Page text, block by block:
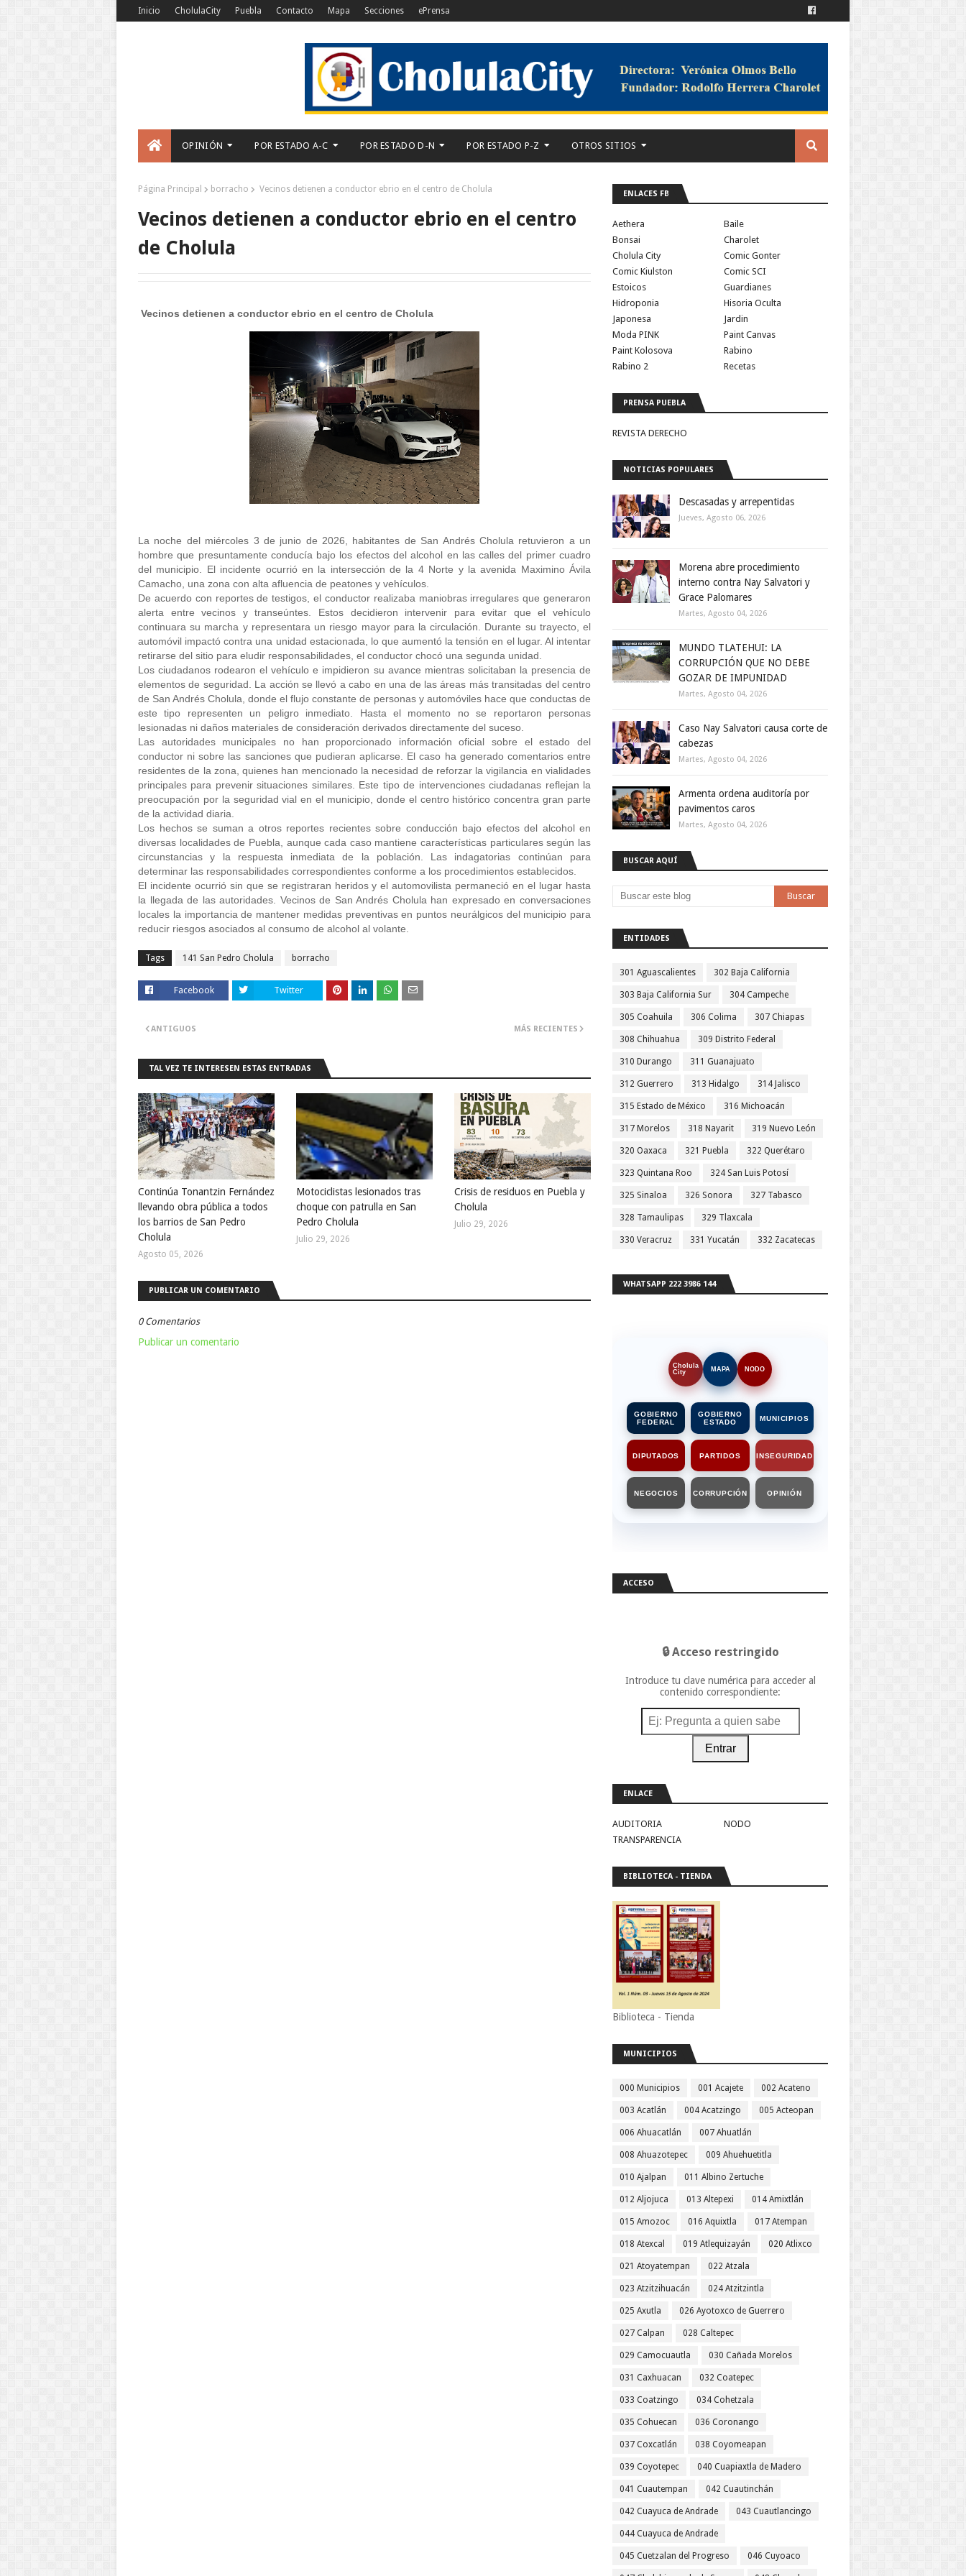
Inicio CholulaCity Puebla Contacto Mapa Secciones ePrensa
OPINIÓN POR ESTADO A-C POR ESTADO D-N POR ESTADO P-Z OTROS SITIOS
Página Principal borracho Vecinos detienen a conductor ebrio en el centro de Cholula
Vecinos detienen a conductor ebrio en el centro
de Cholula
Vecinos detienen a conductor ebrio en el centro de Cholula
La noche del miércoles 3 de junio de 2026, habitantes de San Andrés Cholula retuvieron a un
hombre que presuntamente conducía bajo los efectos del alcohol en las calles del primer cuadro
del municipio. El incidente ocurrió en la intersección de la 4 Norte y la avenida Maximino Ávila
Camacho, una zona con alta afluencia de peatones y vehículos.
De acuerdo con reportes de testigos, el conductor realizaba maniobras irregulares que generaron
alerta entre vecinos y transeúntes. Estos decidieron intervenir para evitar que el vehículo
continuara su marcha y representara un riesgo mayor para la circulación. Durante su trayecto, el
automóvil impactó contra una unidad estacionada, lo que aumentó la tensión en el lugar. Al intentar
retirarse del sitio para eludir responsabilidades, el conductor chocó una segunda unidad.
Los ciudadanos rodearon el vehículo e impidieron su avance mientras solicitaban la presencia de
elementos de seguridad. La acción se llevó a cabo en una de las áreas más transitadas del centro
de San Andrés Cholula, donde el flujo constante de personas y automóviles hace que conductas de
este tipo representen un peligro inmediato. Hasta el momento no se reportaron personas
lesionadas ni daños materiales de consideración derivados directamente del suceso.
Las autoridades municipales no han proporcionado información oficial sobre el estado del
conductor ni sobre las sanciones que pudieran aplicarse. El caso ha generado comentarios entre
residentes de la zona, quienes han mencionado la necesidad de reforzar la vigilancia en vialidades
principales para prevenir situaciones similares. Este tipo de intervenciones ciudadanas reflejan la
preocupación por la seguridad vial en el municipio, donde el centro histórico concentra gran parte
de la actividad diaria.
Los hechos se suman a otros reportes recientes sobre conducción bajo efectos del alcohol en
diversas localidades de Puebla, aunque cada caso mantiene características particulares según las
circunstancias y la respuesta inmediata de la población. Las indagatorias continúan para
determinar las responsabilidades correspondientes conforme a los procedimientos establecidos.
El incidente ocurrió sin que se registraran heridos y el automovilista permaneció en el lugar hasta
la llegada de las autoridades. Vecinos de San Andrés Cholula han expresado en conversaciones
locales la importancia de mantener medidas preventivas en puntos neurálgicos del municipio para
reducir riesgos asociados al consumo de alcohol al volante.
Tags 141 San Pedro Cholula borracho
Facebook Twitter
MÁS RECIENTES
ANTIGUOS
TAL VEZ TE INTERESEN ESTAS ENTRADAS
Continúa Tonantzin Fernández
llevando obra pública a todos
los barrios de San Pedro
Cholula
Agosto 05, 2026
Motociclistas lesionados tras
choque con patrulla en San
Pedro Cholula
Julio 29, 2026
Crisis de residuos en Puebla y
Cholula
Julio 29, 2026
PUBLICAR UN COMENTARIO
0 Comentarios
Publicar un comentario
ENLACES FB
Aethera
Baile
Bonsai
Charolet
Cholula City
Comic Gonter
Comic Kiulston
Comic SCI
Estoicos
Guardianes
Hidroponia
Hisoria Oculta
Japonesa
Jardin
Moda PINK
Paint Canvas
Paint Kolosova
Rabino
Rabino 2
Recetas
PRENSA PUEBLA
REVISTA DERECHO
NOTICIAS POPULARES
Descasadas y arrepentidas
Jueves, Agosto 06, 2026
Morena abre procedimiento
interno contra Nay Salvatori y
Grace Palomares
Martes, Agosto 04, 2026
MUNDO TLATEHUI: LA
CORRUPCIÓN QUE NO DEBE
GOZAR DE IMPUNIDAD
Martes, Agosto 04, 2026
Caso Nay Salvatori causa corte de
cabezas
Martes, Agosto 04, 2026
Armenta ordena auditoría por
pavimentos caros
Martes, Agosto 04, 2026
BUSCAR AQUÍ
ENTIDADES
301 Aguascalientes 302 Baja California
303 Baja California Sur 304 Campeche
305 Coahuila 306 Colima 307 Chiapas
308 Chihuahua 309 Distrito Federal
310 Durango 311 Guanajuato
312 Guerrero 313 Hidalgo 314 Jalisco
315 Estado de México 316 Michoacán
317 Morelos 318 Nayarit 319 Nuevo León
320 Oaxaca 321 Puebla 322 Querétaro
323 Quintana Roo 324 San Luis Potosí
325 Sinaloa 326 Sonora 327 Tabasco
328 Tamaulipas 329 Tlaxcala
330 Veracruz 331 Yucatán 332 Zacatecas
WHATSAPP 222 3986 144
Cholula
City
MAPA NODO
GOBIERNO
FEDERAL
GOBIERNO
ESTADO
MUNICIPIOS
DIPUTADOS PARTIDOS INSEGURIDAD
NEGOCIOS CORRUPCIÓN OPINIÓN
ACCESO
🔒 Acceso restringido
Introduce tu clave numérica para acceder al
contenido correspondiente:
Entrar
ENLACE
AUDITORIA
NODO
TRANSPARENCIA
BIBLIOTECA - TIENDA
Biblioteca - Tienda
MUNICIPIOS
000 Municipios 001 Acajete 002 Acateno
003 Acatlán 004 Acatzingo 005 Acteopan
006 Ahuacatlán 007 Ahuatlán
008 Ahuazotepec 009 Ahuehuetitla
010 Ajalpan 011 Albino Zertuche
012 Aljojuca 013 Altepexi 014 Amixtlán
015 Amozoc 016 Aquixtla 017 Atempan
018 Atexcal 019 Atlequizayán 020 Atlixco
021 Atoyatempan 022 Atzala
023 Atzitzihuacán 024 Atzitzintla
025 Axutla 026 Ayotoxco de Guerrero
027 Calpan 028 Caltepec
029 Camocuautla 030 Cañada Morelos
031 Caxhuacan 032 Coatepec
033 Coatzingo 034 Cohetzala
035 Cohuecan 036 Coronango
037 Coxcatlán 038 Coyomeapan
039 Coyotepec 040 Cuapiaxtla de Madero
041 Cuautempan 042 Cuautinchán
042 Cuayuca de Andrade 043 Cuautlancingo
044 Cuayuca de Andrade
045 Cuetzalan del Progreso 046 Cuyoaco